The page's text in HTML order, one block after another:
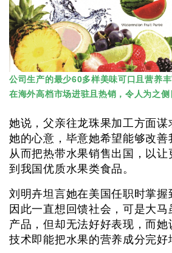
公司生产的最少60多样美味可口且营养
在海外高档市场进驻且热销，令人为之侧
她说，父亲往龙珠果加工方面谋
她的心意，毕意她希望能够改善
从而把热带水果销售出国，以让
到我国优质水果类食品。
刘明卉坦言她在美国任职时掌握
因此一直想回馈社会，可是大
产品，但却无法好好表现，而
技术即能把水果的营养成分完好